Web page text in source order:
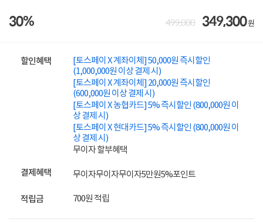
30% 499,000 349,300원
할인혜택
[토스페이 X 계좌이체] 50,000원 즉시할인
(1,000,000원 이상 결제 시)
[토스페이 X 계좌이체] 20,000원 즉시할인
(600,000원 이상 결제 시)
[토스페이 X 농협카드] 5% 즉시할인 (800,000원 이
상 결제 시)
[토스페이 X 현대카드] 5% 즉시할인 (800,000원 이
상 결제 시)
무이자 할부혜택
결제혜택 무이자무이자무이자5만원5%포인트
적립금 700원 적립